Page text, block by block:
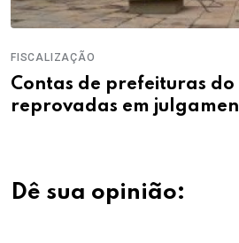
FISCALIZAÇÃO
Contas de prefeituras do
reprovadas em
Dê sua opinião: